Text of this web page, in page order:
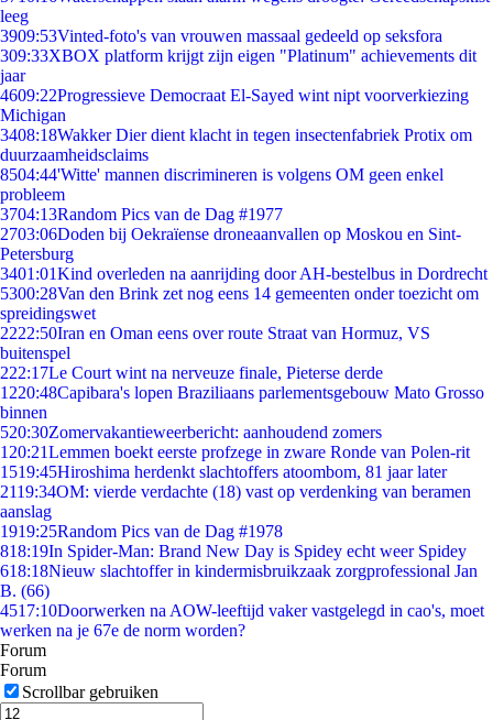
leeg
3909:53Vinted-foto's van vrouwen massaal gedeeld op seksfora
309:33XBOX platform krijgt zijn eigen "Platinum" achievements dit
jaar
4609:22Progressieve Democraat El-Sayed wint nipt voorverkiezing
Michigan
3408:18Wakker Dier dient klacht in tegen insectenfabriek Protix om
duurzaamheidsclaims
8504:44'Witte' mannen discrimineren is volgens OM geen enkel
probleem
3704:13Random Pics van de Dag #1977
2703:06Doden bij Oekraïense droneaanvallen op Moskou en Sint-
Petersburg
3401:01Kind overleden na aanrijding door AH-bestelbus in Dordrecht
5300:28Van den Brink zet nog eens 14 gemeenten onder toezicht om
spreidingswet
2222:50Iran en Oman eens over route Straat van Hormuz, VS
buitenspel
222:17Le Court wint na nerveuze finale, Pieterse derde
1220:48Capibara's lopen Braziliaans parlementsgebouw Mato Grosso
binnen
520:30Zomervakantieweerbericht: aanhoudend zomers
1 20:21Lemmen boekt eerste profzege in zware Ronde van Polen-rit
1519:45Hiroshima herdenkt slachtoffers atoombom, 81 jaar later
2119:34OM: vierde verdachte (18) vast op verdenking van beramen
aanslag
1919:25Random Pics van de Dag #1978
818:19In Spider-Man: Brand New Day is Spidey echt weer Spidey
618:18Nieuw slachtoffer in kindermisbruikzaak zorgprofessional Jan
B. (66)
4517:10Doorwerken na AOW-leeftijd vaker vastgelegd in cao's, moet
werken na je 67e de norm worden?
Forum
Forum
Scrollbar gebruiken